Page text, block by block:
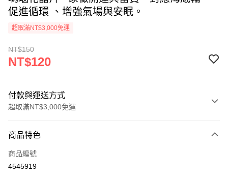
促進循環 、增強氣場與安眠。
超取滿NT$3,000免運
NT$150
NT$120
付款與運送方式
超取滿NT$3,000免運
信用卡一次付款
超商取貨付款
商品特色
商品編號
4545919